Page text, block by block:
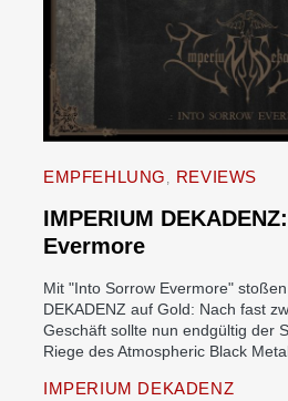
EMPFEHLUNG REVIEWS
IMPERIUM
Evermore
Mit "Into Sorrow Evermore"
DEKADENZ auf Gold: Nach fast
Geschäft sollte nun endgültig der
Riege des Atmospheric Black
IMPERIUM DEKADENZ